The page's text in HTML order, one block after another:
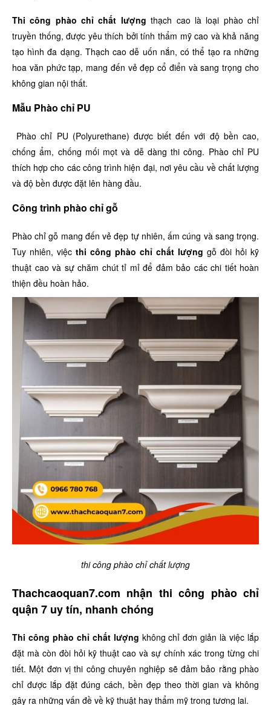
Thi công phào chỉ chất lượng thạch cao là loại phào chỉ
truyền thống, được yêu thích bởi tính thẩm mỹ cao và khả năng
tạo hình đa dạng. Thạch cao dễ uốn nắn, có thể tạo ra những
hoa văn phức tạp, mang đến vẻ đẹp cổ điển và sang trọng cho
không gian nội thất.
Mẫu Phào chỉ PU
Phào chỉ PU (Polyurethane) được biết đến với độ bền cao,
chống ẩm, chống mối mọt và dễ dàng thi công. Phào chỉ PU
thích hợp cho các công trình hiện đại, nơi yêu cầu về chất lượng
và độ bền được đặt lên hàng đầu.
Công trình phào chỉ gỗ
Phào chỉ gỗ mang đến vẻ đẹp tự nhiên, ấm cúng và sang trọng.
Tuy nhiên, việc thi công phào chỉ chất lượng gỗ đòi hỏi kỹ
thuật cao và sự chăm chút tỉ mỉ để đảm bảo các chi tiết hoàn
thiện đều hoàn hảo.
thi công phào chỉ chất lượng
Thachcaoquan7.com nhận thi công phào chỉ
quận 7 uy tín, nhanh chóng
Thi công phào chỉ chất lượng không chỉ đơn giản là việc lắp
đặt mà còn đòi hỏi kỹ thuật cao và sự chính xác trong từng chi
tiết. Một đơn vị thi công chuyên nghiệp sẽ đảm bảo rằng phào
chỉ được lắp đặt đúng cách, bền đẹp theo thời gian và không
gây ra những vấn đề về kỹ thuật hay thẩm mỹ trong tương lai.